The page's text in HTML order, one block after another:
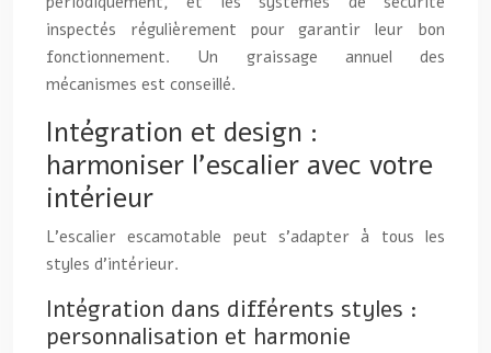
inspectés régulièrement pour garantir leur bon
fonctionnement. Un graissage annuel des
mécanismes est conseillé.
Intégration et design :
harmoniser l’escalier avec votre
intérieur
L’escalier escamotable peut s’adapter à tous les
styles d’intérieur.
Intégration dans différents styles :
personnalisation et harmonie